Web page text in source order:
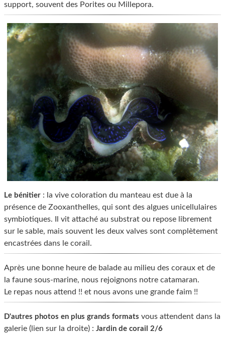
support, souvent des Porites ou Millepora.
Le bénitier : la vive coloration du manteau est due à la
présence de Zooxanthelles, qui sont des algues unicellulaires
symbiotiques. Il vit attaché au substrat ou repose librement
sur le sable, mais souvent les deux valves sont complètement
encastrées dans le corail.
Après une bonne heure de balade au milieu des coraux et de
la faune sous-marine, nous rejoignons notre catamaran.
Le repas nous attend !! et nous avons une grande faim !!
D'autres photos en plus grands formats vous attendent dans la
galerie (lien sur la droite) : Jardin de corail 2/6